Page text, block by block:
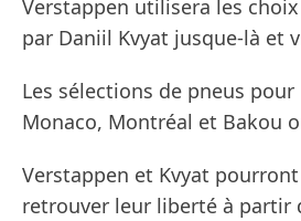
Verstappen utilisera les
par Daniil Kvyat jusque-là et
Les sélections de pneus pour
Monaco, Montréal et Bakou
Verstappen et Kvyat
retrouver leur liberté à partir